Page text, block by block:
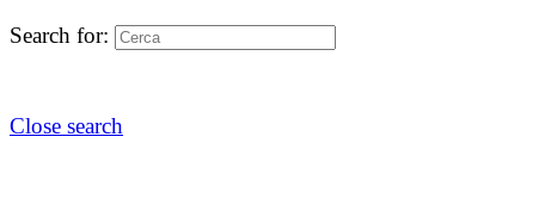
Search for:
Close search